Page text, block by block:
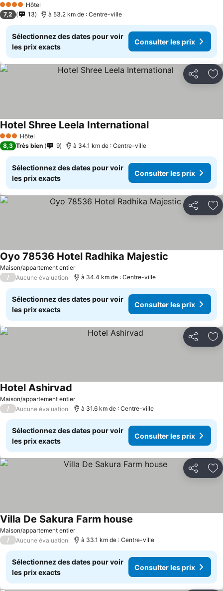
4 Étoiles Hôtel
7,2 13 à 53.2 km de : Centre-ville
Sélectionnez des dates pour voir
les prix exacts
Consulter les prix
Partager
3 ÉtoilesHôtel
Hotel Shree Leela International
8,3 Très bien 9 à 34.1 km de : Centre-ville
Sélectionnez des dates pour voir
les prix exacts
Consulter les prix
Partager
Maison/appartement entier
Oyo 78536 Hotel Radhika Majestic
/ Aucune évaluation à 34.4 km de : Centre-ville
Sélectionnez des dates pour voir
les prix exacts
Consulter les prix
Partager
Maison/appartement entier
Hotel Ashirvad
/ Aucune évaluation à 31.6 km de : Centre-ville
Sélectionnez des dates pour voir
les prix exacts
Consulter les prix
Partager
Maison/appartement entier
Villa De Sakura Farm house
/ Aucune évaluation à 33.1 km de : Centre-ville
Sélectionnez des dates pour voir
les prix exacts
Consulter les prix